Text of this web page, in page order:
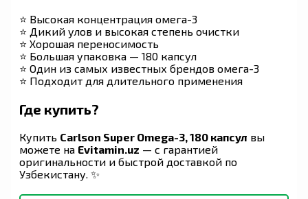
⭐ Высокая концентрация омега-3
⭐ Дикий улов и высокая степень очистки
⭐ Хорошая переносимость
⭐ Большая упаковка — 180 капсул
⭐ Один из самых известных брендов омега-3
⭐ Подходит для длительного применения
Где купить?
Купить Carlson Super Omega-3, 180 капсул вы
можете на Evitamin.uz — с гарантией
оригинальности и быстрой доставкой по
Узбекистану. ✨